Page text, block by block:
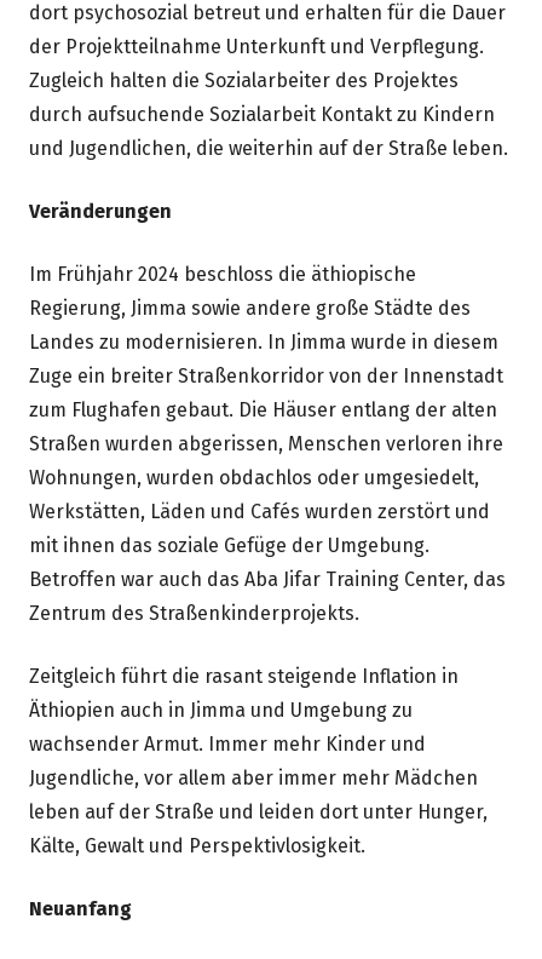
dort psychosozial betreut und erhalten für die Dauer
der Projektteilnahme Unterkunft und Verpflegung.
Zugleich halten die Sozialarbeiter des Projektes
durch aufsuchende Sozialarbeit Kontakt zu Kindern
und Jugendlichen, die weiterhin auf der Straße leben.
Veränderungen
Im Frühjahr 2024 beschloss die äthiopische
Regierung, Jimma sowie andere große Städte des
Landes zu modernisieren. In Jimma wurde in diesem
Zuge ein breiter Straßenkorridor von der Innenstadt
zum Flughafen gebaut. Die Häuser entlang der alten
Straßen wurden abgerissen, Menschen verloren ihre
Wohnungen, wurden obdachlos oder umgesiedelt,
Werkstätten, Läden und Cafés wurden zerstört und
mit ihnen das soziale Gefüge der Umgebung.
Betroffen war auch das Aba Jifar Training Center, das
Zentrum des Straßenkinderprojekts.
Zeitgleich führt die rasant steigende Inflation in
Äthiopien auch in Jimma und Umgebung zu
wachsender Armut. Immer mehr Kinder und
Jugendliche, vor allem aber immer mehr Mädchen
leben auf der Straße und leiden dort unter Hunger,
Kälte, Gewalt und Perspektivlosigkeit.
Neuanfang